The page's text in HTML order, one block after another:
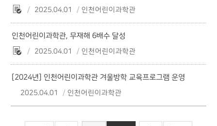
2025.04.01 인천어린이과학관
인천어린이과학관, 무재해 6배수 달성
2025.04.01 인천어린이과학관
[2024년] 인천어린이과학관 겨울방학 교육프로그램 운영
2025.04.01 인천어린이과학관